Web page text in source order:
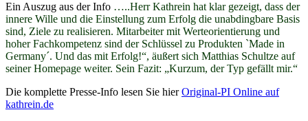
Ein Auszug aus der Info …..Herr Kathrein hat klar gezeigt, dass der
innere Wille und die Einstellung zum Erfolg die unabdingbare Basis
sind, Ziele zu realisieren. Mitarbeiter mit Werteorientierung und
hoher Fachkompetenz sind der Schlüssel zu Produkten `Made in
Germany´. Und das mit Erfolg!“, äußert sich Matthias Schultze auf
seiner Homepage weiter. Sein Fazit: „Kurzum, der Typ gefällt mir.“
Die komplette Presse-Info lesen Sie hierOriginal-PI Online auf
kathrein.de